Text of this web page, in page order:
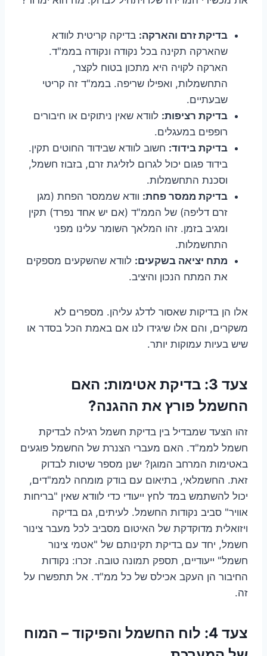
בדיקת זרם והארקה: בדיקה קריטית לוודא
שהארקה תקינה בכל נקודה ונקודה בממ"ד.
הארקה לקויה היא מתכון בטוח לקצר,
התחשמלות, ואפילו שריפה. בממ"ד זה קריטי
שבעתיים.
בדיקת רציפות: לוודא שאין ניתוקים או חיבורים
רופפים במעגלים.
בדיקת בידוד: חשוב לוודא שבידוד החוטים תקין.
בידוד פגום יכול לגרום לזליגת זרם, בזבוז חשמל,
וסכנת התחשמלות.
בדיקת ממסר פחת: וודא שממסר הפחת (מגן
זרם דליפה) של הממ"ד (אם יש אחד נפרד) תקין
ומגיב בזמן. זהו המלאך השומר עלינו מפני
התחשמלות.
מתח יציאה בשקעים: לוודא שהשקעים מספקים
את המתח הנכון והיציב.
אלו הן בדיקות שאסור לדלג עליהן. מספרים לא
משקרים, והם אלו שיגידו לנו אם באמת הכל בסדר או
שיש בעיות עמוקות יותר.
צעד 3: בדיקת אטימות: האם
החשמל פורץ את ההגנה?
זהו הצעד שמבדיל בין בדיקת חשמל רגילה לבדיקת
חשמל לממ"ד. האם מעברי הצנרת של החשמל פוגעים
באטימות המרחב המוגן? ישנן מספר שיטות לבדוק
זאת. החשמלאי, בתיאום עם בודק מומחה לממ"דים,
יכול להשתמש במד לחץ ייעודי כדי לוודא שאין "בריחות
אוויר" סביב נקודות החשמל. לעיתים, גם בדיקה
ויזואלית מדוקדקת של האיטום מסביב לכל מעבר צינור
חשמל, יחד עם בדיקת תקינותם של "אטמי צינור
חשמל" ייעודיים, תספק תמונה טובה. זכרו: נקודות
החיבור הן העקב אכילס של כל ממ"ד. אל תתפשרו על
זה.
צעד 4: לוח החשמל והפיקוד – המוח